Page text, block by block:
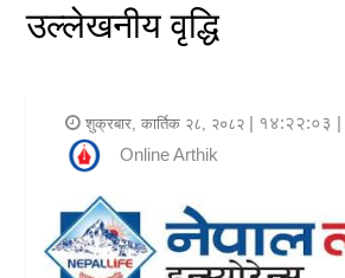
कला
राजनीति
भिडियो
अन्य
उल्लेखनीय वृद्धि
शुक्रबार, कार्तिक २८, २०८२ | १४:२२:०३ |
Online Arthik